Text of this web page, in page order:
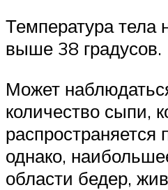
Температура тела
выше 38 градусов.
Может
количество сыпи,
распространяется
однако,
области бедер,